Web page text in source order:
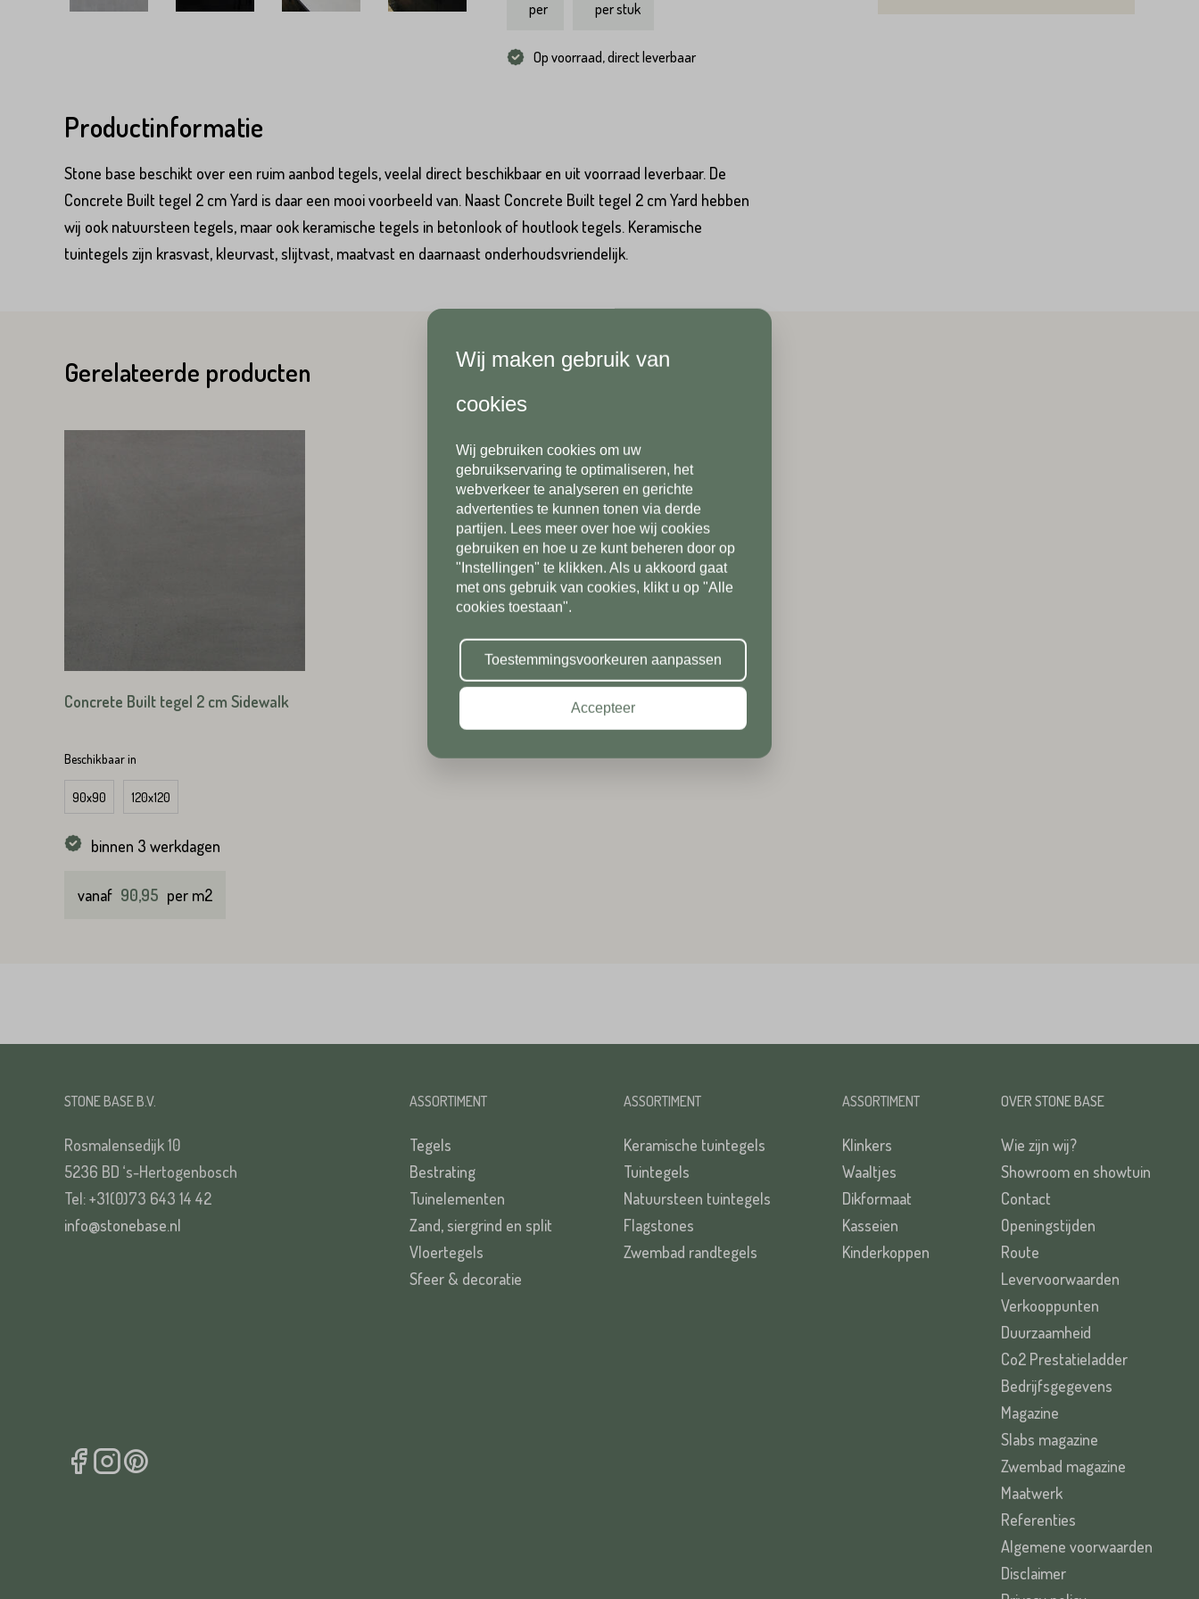
per per stuk
Op voorraad, direct leverbaar
Productinformatie
Stone base beschikt over een ruim aanbod tegels, veelal direct beschikbaar en uit voorraad leverbaar. De
Concrete Built tegel 2 cm Yard is daar een mooi voorbeeld van. Naast Concrete Built tegel 2 cm Yard hebben
wij ook natuursteen tegels, maar ook keramische tegels in betonlook of houtlook tegels. Keramische
tuintegels zijn krasvast, kleurvast, slijtvast, maatvast en daarnaast onderhoudsvriendelijk.
Gerelateerde producten
Concrete Built tegel 2 cm Sidewalk
Beschikbaar in
90x90 120x120
binnen 3 werkdagen
vanaf 90,95 per m2
Product*
Achternaam*
Telefoonnummer*
Postcode*
Telefoonnummer*
Postcode*
Toevoeging
Plaats*
STONE BASE B.V.
Rosmalensedijk 10
5236 BD ‘s-Hertogenbosch
Tel: +31(0)73 643 14 42
info@stonebase.nl
ASSORTIMENT
Tegels
Bestrating
Tuinelementen
Zand, siergrind en split
Vloertegels
Sfeer & decoratie
ASSORTIMENT
Keramische tuintegels
Tuintegels
Natuursteen tuintegels
Flagstones
Zwembad randtegels
ASSORTIMENT
Klinkers
Waaltjes
Dikformaat
Kasseien
Kinderkoppen
OVER STONE BASE
Wie zijn wij?
Showroom en showtuin
Contact
Openingstijden
Route
Levervoorwaarden
Verkooppunten
Duurzaamheid
Co2 Prestatieladder
Bedrijfsgegevens
Magazine
Slabs magazine
Zwembad magazine
Maatwerk
Referenties
Algemene voorwaarden
Disclaimer
Wij maken gebruik van
cookies
Wij gebruiken cookies om uw
gebruikservaring te optimaliseren, het
webverkeer te analyseren en gerichte
advertenties te kunnen tonen via derde
partijen. Lees meer over hoe wij cookies
gebruiken en hoe u ze kunt beheren door op
"Instellingen" te klikken. Als u akkoord gaat
met ons gebruik van cookies, klikt u op "Alle
cookies toestaan".
Toestemmingsvoorkeuren aanpassen
Accepteer